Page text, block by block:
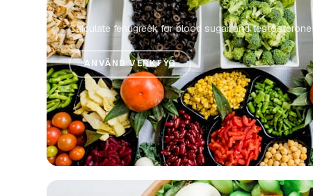
Calculate fenugreek for blood sugar and testosterone
ANVÄND VERKTYG